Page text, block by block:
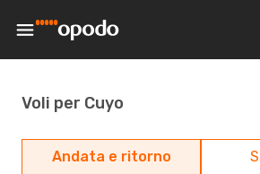
Voli per Cuyo
Andata e ritorno